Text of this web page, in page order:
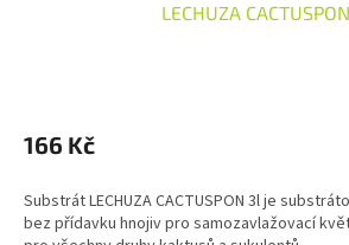
LECHUZA
166 Kč
Substrát LECHUZA CACTUSPON 3l je
bez přídavku hnojiv pro samozavlažovací